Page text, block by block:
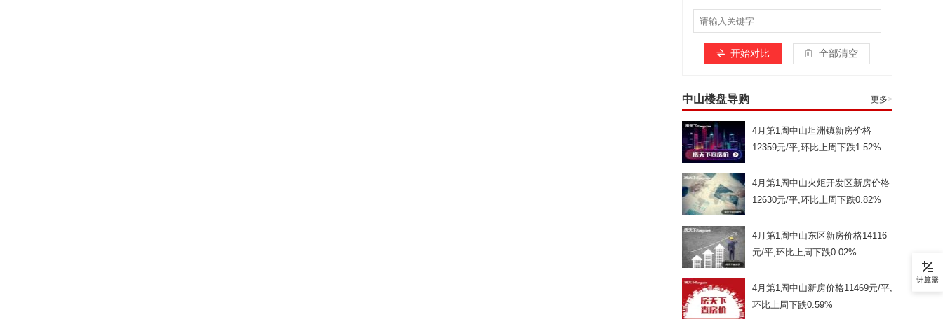
开始对比 全部清空
中山楼盘导购 更多>
4月第1周中山坦洲镇新房价格
12359元/平,环比上周下跌1.52%
4月第1周中山火炬开发区新房价格
12630元/平,环比上周下跌0.82%
4月第1周中山东区新房价格14116
元/平,环比上周下跌0.02%
4月第1周中山新房价格11469元/平,
环比上周下跌0.59%